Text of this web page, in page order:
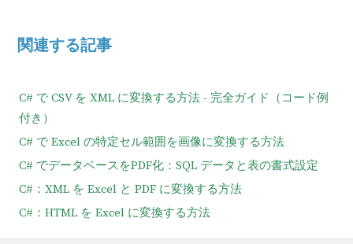
関連する記事
C# で CSV を XML に変換する方法 - 完全ガイド（コード例
付き）
C# で Excel の特定セル範囲を画像に変換する方法
C# でデータベースをPDF化：SQL データと表の書式設定
C#：XML を Excel と PDF に変換する方法
C#：HTML を Excel に変換する方法